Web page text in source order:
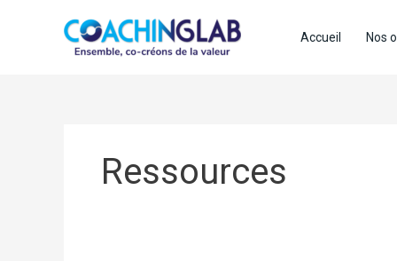
Accueil Nos
Ressources